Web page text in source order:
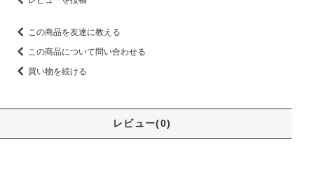
この商品を友達に教える
この商品について問い合わせる
買い物を続ける
レビュー(0)